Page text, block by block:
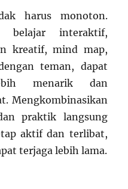
harus monoton.
belajar interaktif,
kreatif, mind map,
teman, dapat
menarik dan
Mengkombinasikan
praktik langsung
aktif dan terlibat,
terjaga lebih lama.